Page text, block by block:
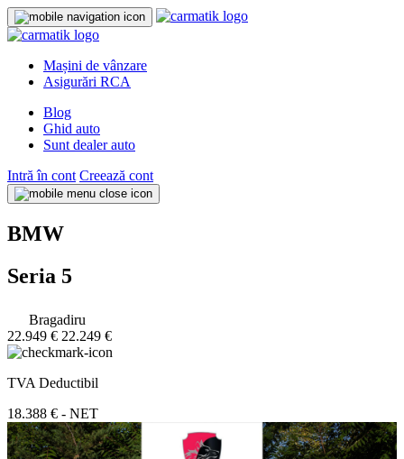
Mașini de vânzare
Asigurări RCA
Blog
Ghid auto
Sunt dealer auto
Intră în cont Creează cont
BMW
Seria 5
Bragadiru
22.949 € 22.249 €
TVA Deductibil
18.388 € - NET